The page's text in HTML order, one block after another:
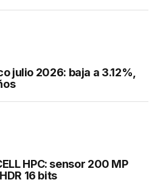
julio 2026: baja a 3.12%,
HPC: sensor 200 MP
16 bits